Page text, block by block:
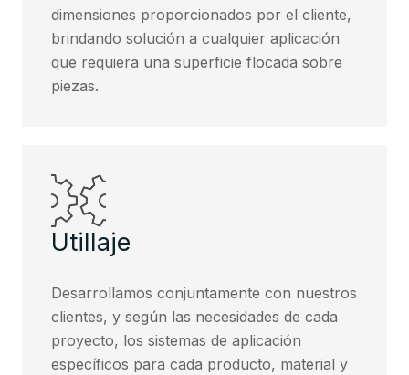
dimensiones proporcionados por el cliente,
brindando solución a cualquier aplicación
que requiera una superficie flocada sobre
piezas.
Utillaje
Desarrollamos conjuntamente con nuestros
clientes, y según las necesidades de cada
proyecto, los sistemas de aplicación
específicos para cada producto, material y